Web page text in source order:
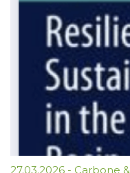
27.03.2026 - Carbone